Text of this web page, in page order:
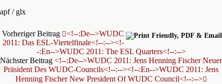
apf / glx
Vorheriger Beitrag
<!--:de-->WUDC
2011: Das ESL-Viertelfinale<!--:--><!-
-:en-->WUDC 2011: The ESL Quarters<!--:-->
Nächster Beitrag <!--:de-->WUDC 2011: Jens Henning Fischer Neuer
Präsident Des WUDC-Councils<!--:--><!--:en-->WUDC 2011: Jens
Henning Fischer New President Of WUDC Council<!--:-->